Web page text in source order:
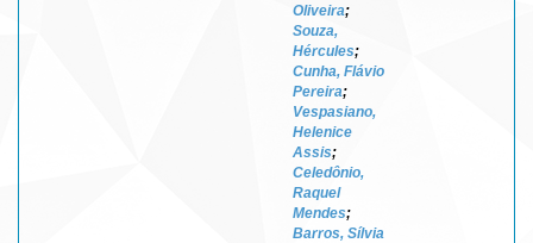
Oliveira;
Souza,
Hércules;
Cunha, Flávio
Pereira;
Vespasiano,
Helenice
Assis;
Celedônio,
Raquel
Mendes;
Barros, Sílvia